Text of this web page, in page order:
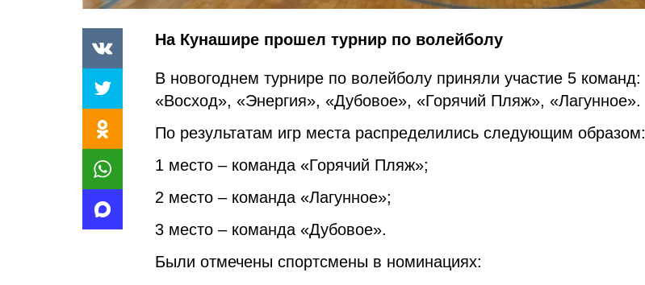
На Кунашире прошел турнир по волейболу
В новогоднем турнире по волейболу приняли участие 5 команд:
«Восход», «Энергия», «Дубовое», «Горячий Пляж», «Лагунное».
По результатам игр места распределились следующим образом:
1 место – команда «Горячий Пляж»;
2 место – команда «Лагунное»;
3 место – команда «Дубовое».
Были отмечены спортсмены в номинациях: